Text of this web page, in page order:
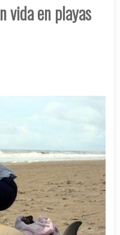
vida en playas